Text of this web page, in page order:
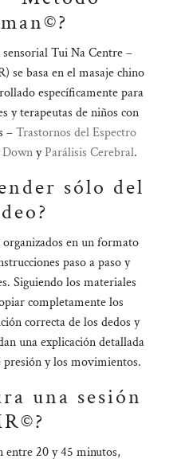
Tui Na Centre –
se basa en el masaje chino
específicamente para
y terapeutas de niños con
–Trastornos del Espectro
yParálisis Cerebral.
sólo del
en un formato
paso a paso y
Siguiendo los materiales
completamente los
correcta de los dedos y
una explicación detallada
presión y los movimientos.
una sesión
entre 20 y 45 minutos,